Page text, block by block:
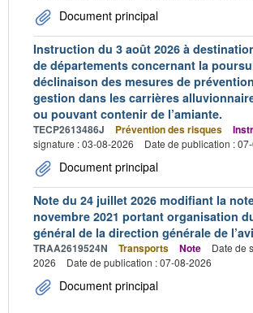
Document principal
Instruction du 3 août 2026 à
de départements concernant la
déclinaison des mesures de
gestion dans les carrières
ou pouvant contenir de l’amiante.
TECP2613486J Prévention des risques
signature : 03-08-2026
Date de publication :
Document principal
Note du 24 juillet 2026 modifiant la
novembre 2021 portant organisation
général de la direction générale de
TRAA2619524N Transports Note
Date de
2026
Date de publication : 07-08-2026
Document principal